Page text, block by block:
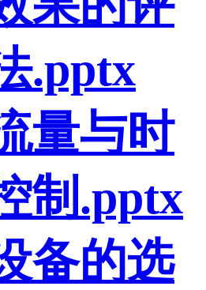
.pptx
量与时
制.pptx
备的选